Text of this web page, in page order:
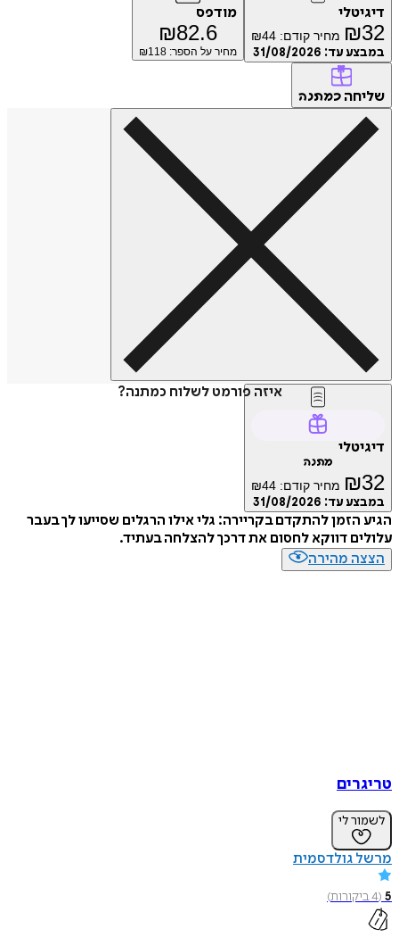
דיגיטלי
₪32 מחיר קודם: ₪44
במבצע עד: 31/08/2026
מודפס
₪82.6
מחיר על הספר: ₪ 118
שליחה כמתנה
איזה פורמט לשלוח כמתנה?
דיגיטלי
מתנה
₪32 מחיר קודם: ₪44
במבצע עד: 31/08/2026
הגיע הזמן להתקדם בקריירה: גלי אילו הרגלים שסייעו לך בעבר
עלולים דווקא לחסום את דרכך להצלחה בעתיד.
הצצה מהירה
טריגרים
לשמור לי
מרשל גולדסמית
5
(
4ביקורות)